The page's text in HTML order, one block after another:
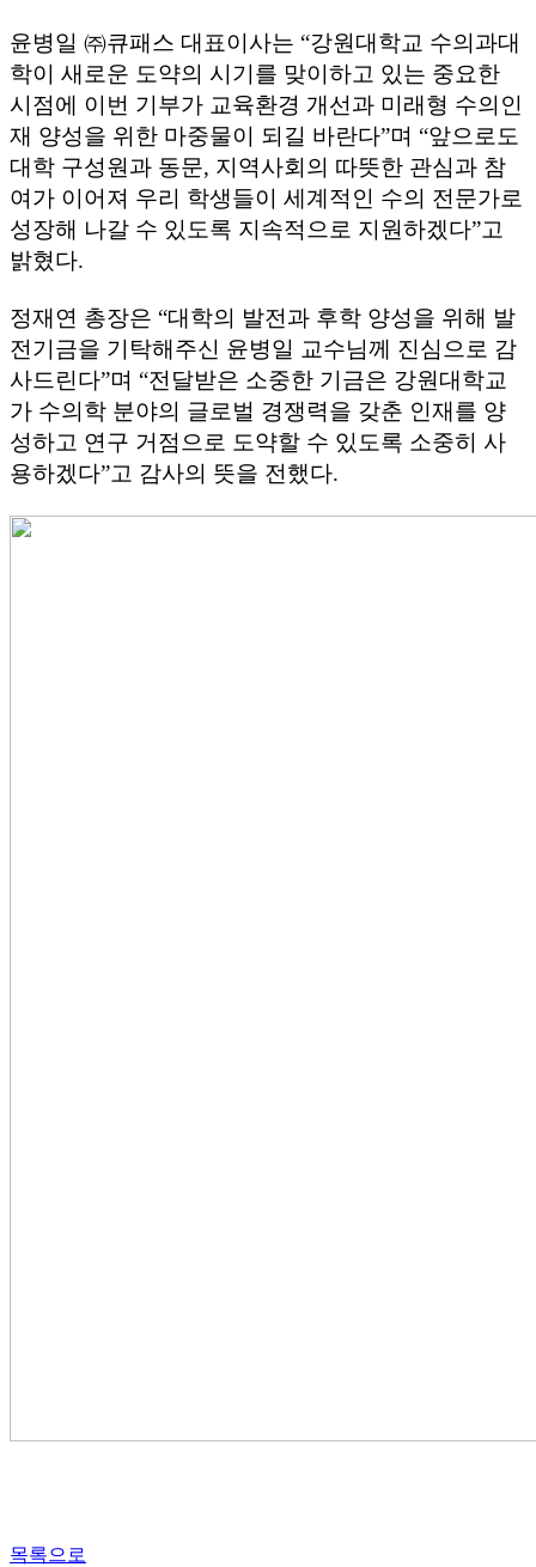
윤병일 ㈜큐패스 대표이사는 “강원대학교 수의과대
학이 새로운 도약의 시기를 맞이하고 있는 중요한
시점에 이번 기부가 교육환경 개선과 미래형 수의인
재 양성을 위한 마중물이 되길 바란다”며 “앞으로도
대학 구성원과 동문, 지역사회의 따뜻한 관심과 참
여가 이어져 우리 학생들이 세계적인 수의 전문가로
성장해 나갈 수 있도록 지속적으로 지원하겠다”고
밝혔다.
정재연 총장은 “대학의 발전과 후학 양성을 위해 발
전기금을 기탁해주신 윤병일 교수님께 진심으로 감
사드린다”며 “전달받은 소중한 기금은 강원대학교
가 수의학 분야의 글로벌 경쟁력을 갖춘 인재를 양
성하고 연구 거점으로 도약할 수 있도록 소중히 사
용하겠다”고 감사의 뜻을 전했다.
목록으로